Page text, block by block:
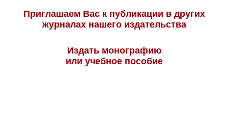
Приглашаем Вас к публикации в других
журналах нашего издательства
Издать монографию
или учебное пособие